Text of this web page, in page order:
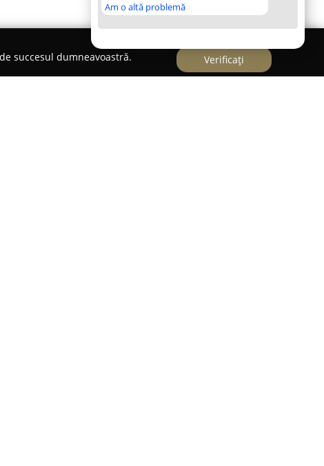
Am o altă problemă
succesul dumneavoastră.
Verificați